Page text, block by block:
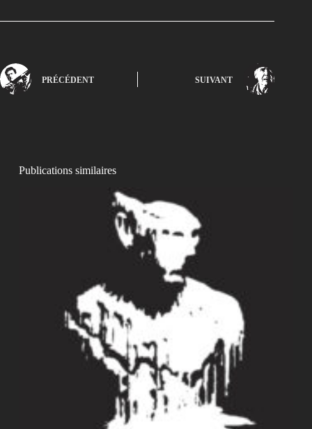
PRÉCÉDENT SUIVANT
Publications similaires